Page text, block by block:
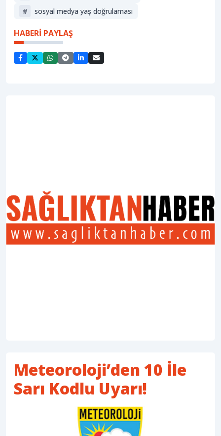
#
sosyal medya yaş doğrulaması
HABERİ PAYLAŞ
Meteoroloji’den 10 İle
Sarı Kodlu Uyarı!